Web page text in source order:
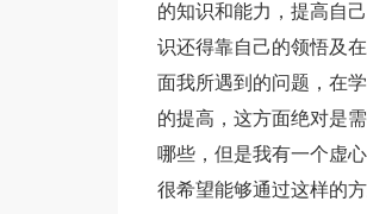
的知识和能力，提高自
识还得靠自己的领悟及
面我所遇到的问题，在
的提高，这方面绝对是
哪些，但是我有一个虚
很希望能够通过这样的